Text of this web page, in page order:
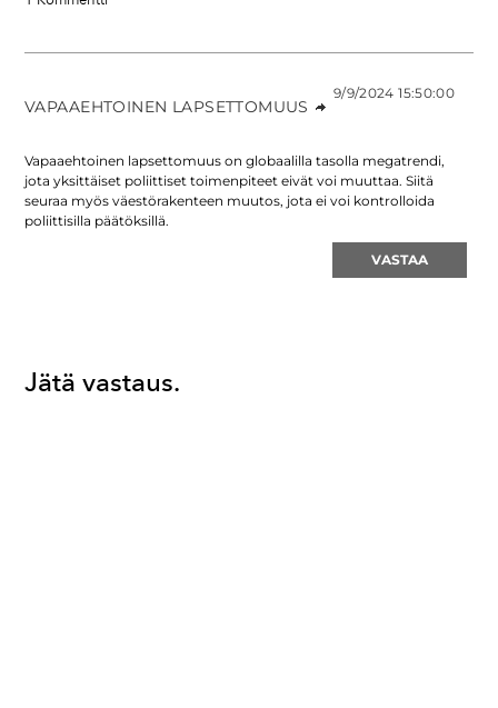
VAPAAEHTOINEN LAPSETTOMUUS
9/9/2024 15:50:00
Vapaaehtoinen lapsettomuus on globaalilla tasolla megatrendi,
jota yksittäiset poliittiset toimenpiteet eivät voi muuttaa. Siitä
seuraa myös väestörakenteen muutos, jota ei voi kontrolloida
poliittisilla päätöksillä.
VASTAA
Jätä vastaus.